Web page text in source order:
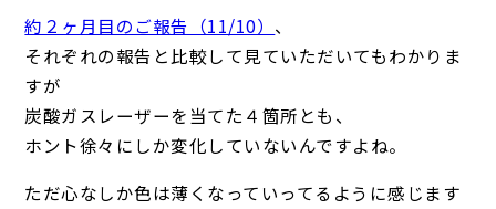
約２ヶ月目のご報告（11/10） 、
それぞれの報告と比較して見ていただいてもわかりま
すが
炭酸ガスレーザーを当てた４箇所とも、
ホント徐々にしか変化していないんですよね。
ただ心なしか色は薄くなっていってるように感じます